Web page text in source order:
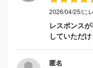
2026/04/25/に
レスポンス
していただ
匿名